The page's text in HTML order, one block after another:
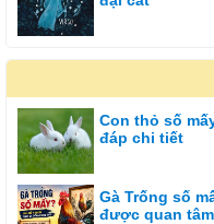
Con thỏ số
đáp chi tiết
Gà Trống số
được quan tâm